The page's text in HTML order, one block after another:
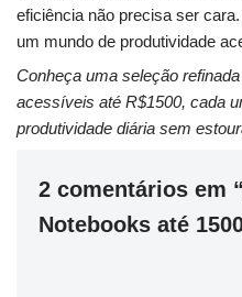
eficiência não precisa ser
um mundo de produtividade
Conheça uma seleção
acessíveis até R$1500, cada
produtividade diária sem
2 comentários em
Notebooks até